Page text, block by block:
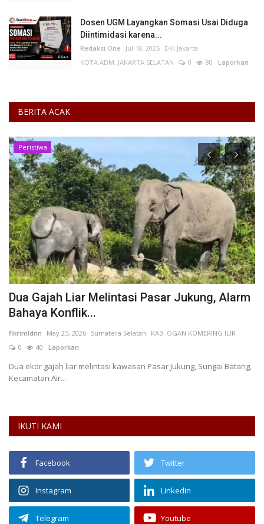
Dosen UGM Layangkan Somasi Usai Diduga
Diintimidasi karena...
Redaksi One Jul 18, 2026 DKI Jakarta
KOTA ADM. JAKARTA SELATAN
0 80 Laporkan
BERITA ACAK
Peristiwa
Dua Gajah Liar Melintasi Pasar Jukung, Alarm
Bahaya Konflik...
fikrimldnn May 25, 2026 Sumatera Selatan
KAB. OGAN KOMERING ILIR
0
40 Laporkan
Dua ekor gajah liar melintasi kawasan Pasar Jukung, Sungai Batang,
Kecamatan Air...
IKUTI KAMI
Facebook Twitter
Instagram Linkedin
Telegram Youtube